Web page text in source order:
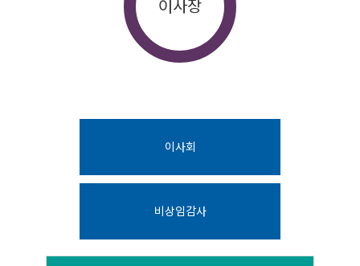
이사장
이사회
비상임감사